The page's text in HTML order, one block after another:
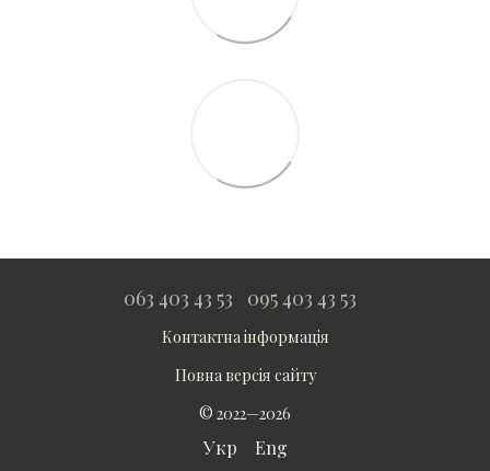
063 403 43 53 095 403 43 53
Контактна інформація
Повна версія сайту
© 2022—2026
Укр Eng